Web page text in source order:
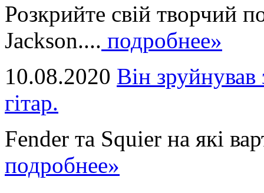
Розкрийте свій творчий
Jackson.... подробнее»
10.08.2020 Він
гітар.
Fender та Squier на які
подробнее»